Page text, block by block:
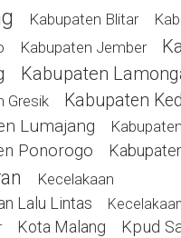
Kabupaten Blitar
Kabupaten Jember
Kabupaten
Gresik
Kabupaten
Lumajang
Ponorogo
Kecelakaan
Lalu Lintas
Kota Malang Kpud